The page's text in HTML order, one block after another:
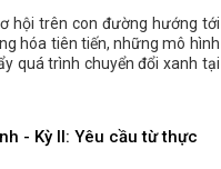
hội trên con đường hướng tới
hóa tiên tiến, những mô hình
quá trình chuyển đổi xanh tại
- Kỳ II: Yêu cầu từ thực